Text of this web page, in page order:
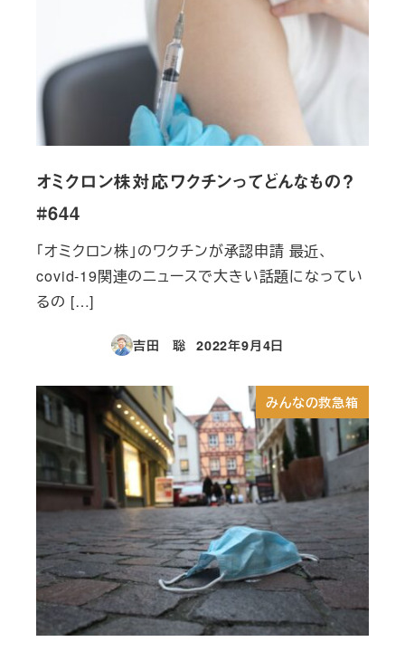
オミクロン株対応ワクチンってどんなもの？
#644
「オミクロン株」のワクチンが承認申請 最近、
covid-19関連のニュースで大きい話題になってい
るの […]
吉田 聡
投稿日
2022年9月4日
みんなの救急箱